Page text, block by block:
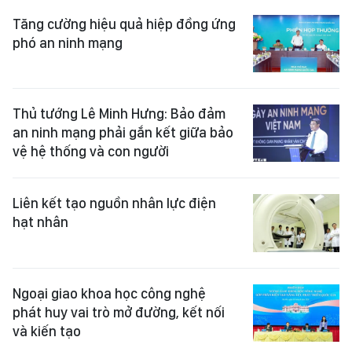
Tăng cường hiệu quả hiệp đồng ứng
phó an ninh mạng
Thủ tướng Lê Minh Hưng: Bảo đảm
an ninh mạng phải gắn kết giữa bảo
vệ hệ thống và con người
Liên kết tạo nguồn nhân lực điện
hạt nhân
Ngoại giao khoa học công nghệ
phát huy vai trò mở đường, kết nối
và kiến tạo